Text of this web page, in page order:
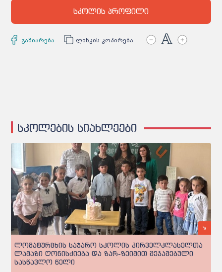
სკოლის პროფილი
გაზიარება ლინკის კოპირება
სკოლების სიახლეები
ლომატურცხის საჯარო სკოლის პირველკლასელთა
ლამაზი ღონისძიება და ზარ-ზეიმით შეჯამებული
სასწავლო წელი